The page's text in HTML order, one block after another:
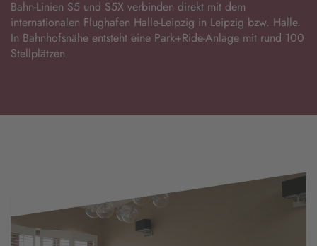
Bahn-Linien S5 und S5X verbinden direkt mit dem
internationalen Flughafen Halle-Leipzig in Leipzig bzw. Halle.
In Bahnhofsnähe entsteht eine Park+Ride-Anlage mit rund 100
Stellplätzen.